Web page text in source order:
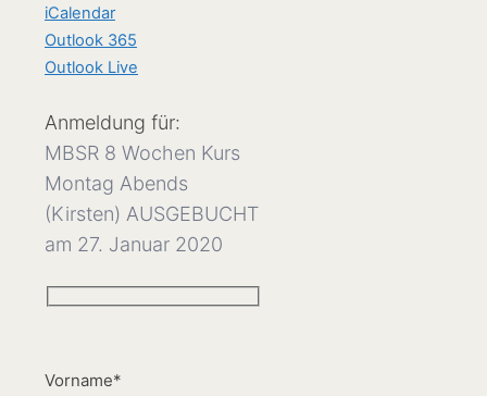
iCalendar
Outlook 365
Outlook Live
Anmeldung für:
MBSR 8 Wochen Kurs
Montag Abends
(Kirsten) AUSGEBUCHT
am 27. Januar 2020
Vorname*